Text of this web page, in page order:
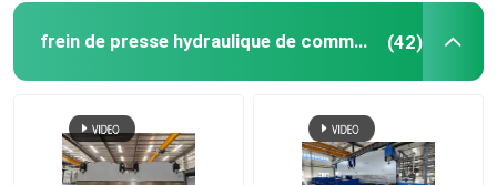
CNC machine de découpe plasma
Polonais redressant la machine
frein de presse hydraulique de commande numérique par ordinateur (42)